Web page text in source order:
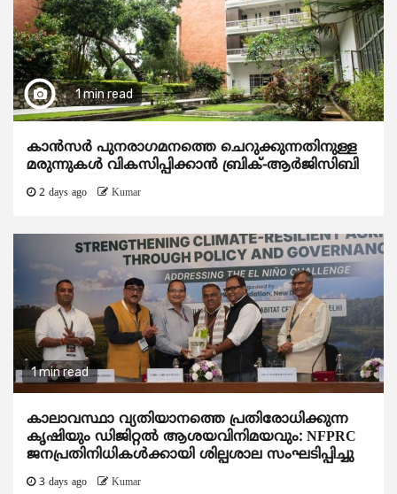
1 min read
കാന്‍സര്‍ പുനരാഗമനത്തെ ചെറുക്കുന്നതിനുള്ള
മരുന്നുകള്‍ വികസിപ്പിക്കാന്‍ ബ്രിക്-ആര്‍ജിസിബി
2 days ago Kumar
1 min read
കാലാവസ്ഥാ വ്യതിയാനത്തെ പ്രതിരോധിക്കുന്ന
കൃഷിയും ഡിജിറ്റൽ ആശയവിനിമയവും: NFPRC
ജനപ്രതിനിധികൾക്കായി ശില്പശാല സംഘടിപ്പിച്ചു
3 days ago Kumar